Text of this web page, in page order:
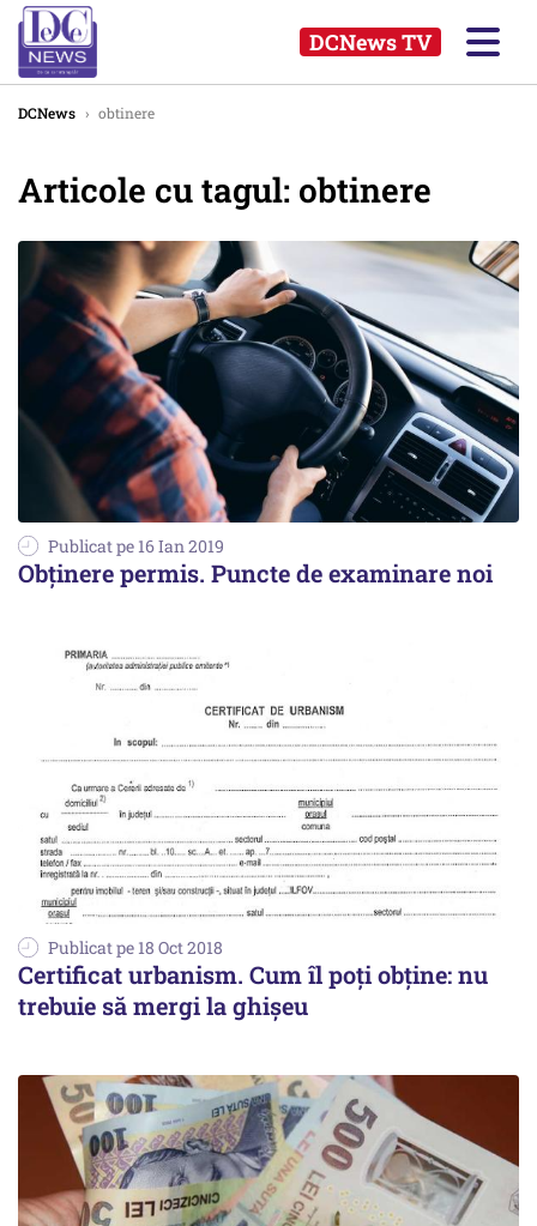
DCNews TV
DCNews › obtinere
Articole cu tagul: obtinere
Publicat pe 16 Ian 2019
Obţinere permis. Puncte de examinare noi
Publicat pe 18 Oct 2018
Certificat urbanism. Cum îl poți obține: nu
trebuie să mergi la ghișeu